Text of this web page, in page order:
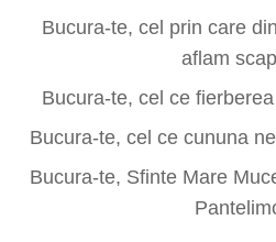
Bucura-te, cel prin care
aflam
Bucura-te, cel ce
Bucura-te, cel ce cununa
Bucura-te, Sfinte Mare